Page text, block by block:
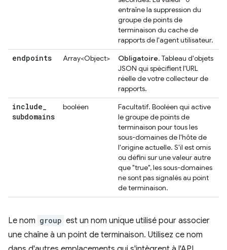
entraîne la suppression du
groupe de points de
terminaison du cache de
rapports de l'agent utilisateur.
endpoints Array<Object> Obligatoire. Tableau d'objets
JSON qui spécifient l'URL
réelle de votre collecteur de
rapports.
include_
subdomains
booléen
Facultatif. Booléen qui active
le groupe de points de
terminaison pour tous les
sous-domaines de l'hôte de
l'origine actuelle. S'il est omis
ou défini sur une valeur autre
que "true", les sous-domaines
ne sont pas signalés au point
de terminaison.
Le nom group est un nom unique utilisé pour associer
une chaîne à un point de terminaison. Utilisez ce nom